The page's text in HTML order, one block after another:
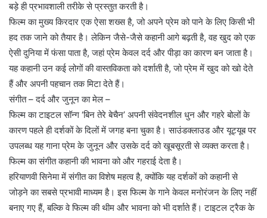
बड़े ही प्रभावशाली तरीके से प्रस्तुत करती है।
फिल्म का मुख्य किरदार एक ऐसा शख्स है, जो अपने प्रेम को पाने के लिए किसी भी
हद तक जाने को तैयार है। लेकिन जैसे-जैसे कहानी आगे बढ़ती है, वह खुद को एक
ऐसी दुनिया में फंसा पाता है, जहां प्रेम केवल दर्द और पीड़ा का कारण बन जाता है।
यह कहानी उन कई लोगों की वास्तविकता को दर्शाती है, जो प्रेम में खुद को खो देते
हैं और अपनी पहचान तक मिटा देते हैं।
संगीत – दर्द और जुनून का मेल –
फिल्म का टाइटल सॉन्ग ‘बिन तेरे बेचैन’ अपनी संवेदनशील धुन और गहरे बोलों के
कारण पहले ही दर्शकों के दिलों में जगह बना चुका है। साउंडक्लाउड और यूट्यूब पर
उपलब्ध यह गाना प्रेम के जुनून और उसके दर्द को खूबसूरती से व्यक्त करता है।
फिल्म का संगीत कहानी की भावना को और गहराई देता है।
हरियाणवी सिनेमा में संगीत का विशेष महत्व है, क्योंकि यह दर्शकों को कहानी से
जोड़ने का सबसे प्रभावी माध्यम है। इस फिल्म के गाने केवल मनोरंजन के लिए नहीं
बनाए गए हैं, बल्कि वे फिल्म की थीम और भावना को भी दर्शाते हैं। टाइटल ट्रैक के